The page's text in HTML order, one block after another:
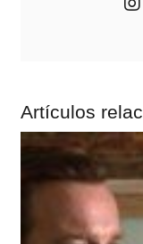
Artículos